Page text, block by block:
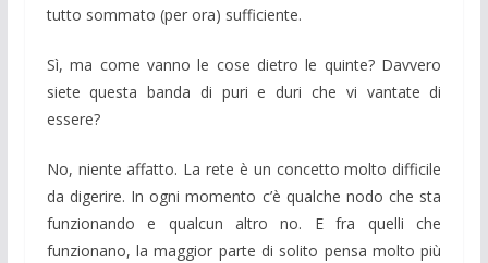
tutto sommato (per ora) sufficiente.
Sì, ma come vanno le cose dietro le quinte? Davvero
siete questa banda di puri e duri che vi vantate di
essere?
No, niente affatto. La rete è un concetto molto difficile
da digerire. In ogni momento c’è qualche nodo che sta
funzionando e qualcun altro no. E fra quelli che
funzionano, la maggior parte di solito pensa molto più